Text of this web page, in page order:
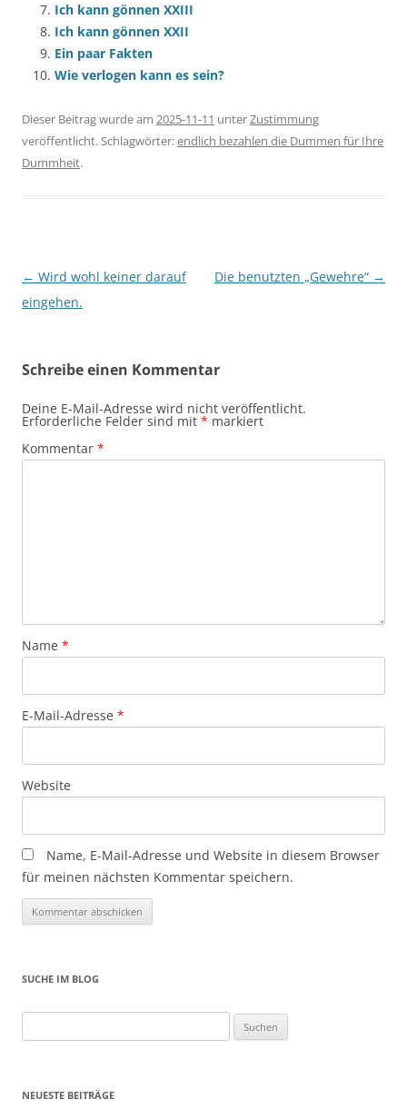
Ich kann gönnen XXIII
Ich kann gönnen XXII
Ein paar Fakten
Wie verlogen kann es sein?
Dieser Beitrag wurde am 2025-11-11 unterZustimmung
veröffentlicht. Schlagwörter:endlich bezahlen die Dummen für Ihre
Dummheit.
Beitragsnavigation
← Wird wohl keiner darauf
eingehen.
Die benutzten „Gewehre“ →
Schreibe einen Kommentar
Deine E-Mail-Adresse wird nicht veröffentlicht.
Erforderliche Felder sind mit * markiert
Kommentar *
Name *
E-Mail-Adresse *
Website
Name, E-Mail-Adresse und Website in diesem Browser
für meinen nächsten Kommentar speichern.
SUCHE IM BLOG
nach:
NEUESTE BEITRÄGE